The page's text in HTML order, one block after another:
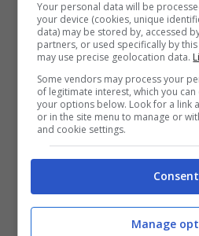
controproducente
Your personal data will be
your device (cookies, unique
data) may be stored by, accessed
partners, or used specifically by
may use precise geolocation data.
Some vendors may process your
of legitimate interest, which you
your options below. Look for a link
or in the site menu to manage or
and cookie settings.
Consent
Manage